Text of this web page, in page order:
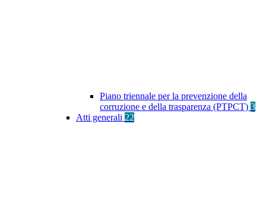
Piano triennale per la prevenzione della
corruzione e della trasparenza (PTPCT) 3
Atti generali 22